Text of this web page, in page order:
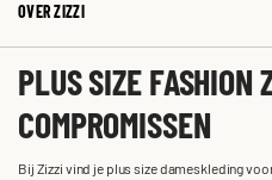
OVER ZIZZI
PLUS SIZE FASHION
COMPROMISSEN
Bij Zizzi vind je plus size dameskleding